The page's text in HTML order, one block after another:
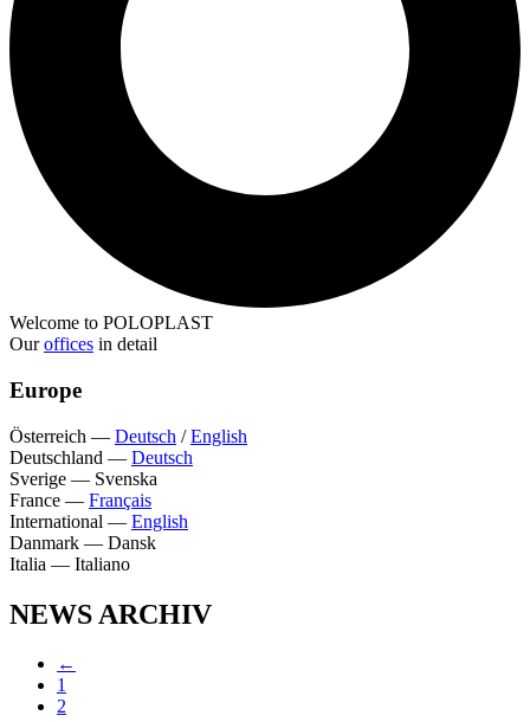
Welcome to POLOPLAST
Ouroffices in detail
Europe
Österreich — Deutsch /English
Deutschland — Deutsch
Sverige — Svenska
France — Français
International — English
Danmark — Dansk
Italia — Italiano
NEWS ARCHIV
←
1
2